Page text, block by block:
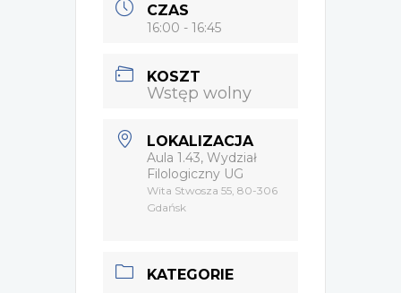
CZAS
16:00 - 16:45
KOSZT
Wstęp wolny
LOKALIZACJA
Aula 1.43, Wydział
Filologiczny UG
Wita Stwosza 55, 80-306
Gdańsk
KATEGORIE